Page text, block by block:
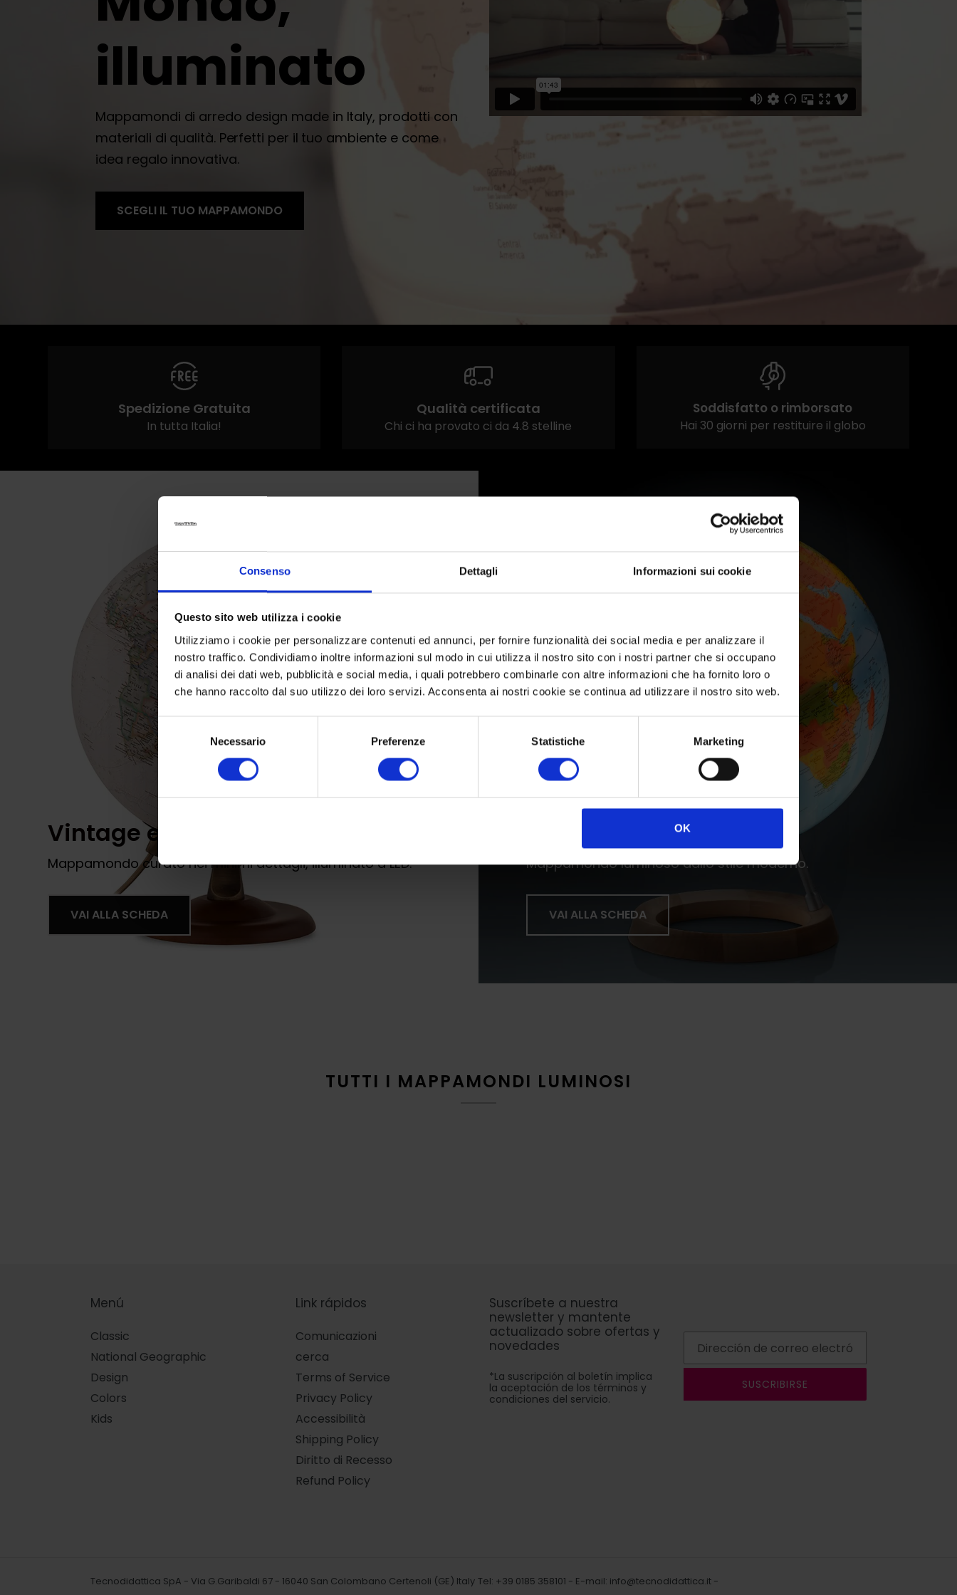
Consenso Dettagli Informazioni sui cookie
Questo sito web utilizza i cookie
Utilizziamo i cookie per personalizzare contenuti ed annunci, per fornire funzionalità dei social media e per analizzare il
nostro traffico. Condividiamo inoltre informazioni sul modo in cui utilizza il nostro sito con i nostri partner che si occupano
di analisi dei dati web, pubblicità e social media, i quali potrebbero combinarle con altre informazioni che ha fornito loro o
che hanno raccolto dal suo utilizzo dei loro servizi. Acconsenta ai nostri cookie se continua ad utilizzare il nostro sito web.
Necessario Preferenze Statistiche Marketing
OK
illuminato
Mappamondi di arredo design made in Italy, prodotti con
materiali di qualità. Perfetti per il tuo ambiente e come
idea regalo innovativa.
SCEGLI IL TUO MAPPAMONDO
Spedizione Gratuita
In tutta Italia!
Qualità certificata
Chi ci ha provato ci da 4.8 stelline
Soddisfatto o rimborsato
Hai 30 giorni per restituire il globo
Vintage e Luminoso
Mappamondo curato nei minimi dettagli, illuminato a LED.
VAI ALLA SCHEDA
Moderna eleganza
Mappamondo luminoso dallo stile moderno.
VAI ALLA SCHEDA
TUTTI I MAPPAMONDI LUMINOSI
Menú
Classic
National Geographic
Design
Colors
Kids
Link rápidos
Comunicazioni
cerca
Terms of Service
Privacy Policy
Accessibilità
Shipping Policy
Diritto di Recesso
Refund Policy
Suscríbete a nuestra
newsletter y mantente
actualizado sobre ofertas y
novedades
*La suscripción al boletín implica
la aceptación de los términos y
condiciones del servicio.
SUSCRIBIRSE
Tecnodidattica SpA - Via G.Garibaldi 67 - 16040 San Colombano Certenoli (GE) Italy Tel: +39 0185 358101 - E-mail: info@tecnodidattica.it -